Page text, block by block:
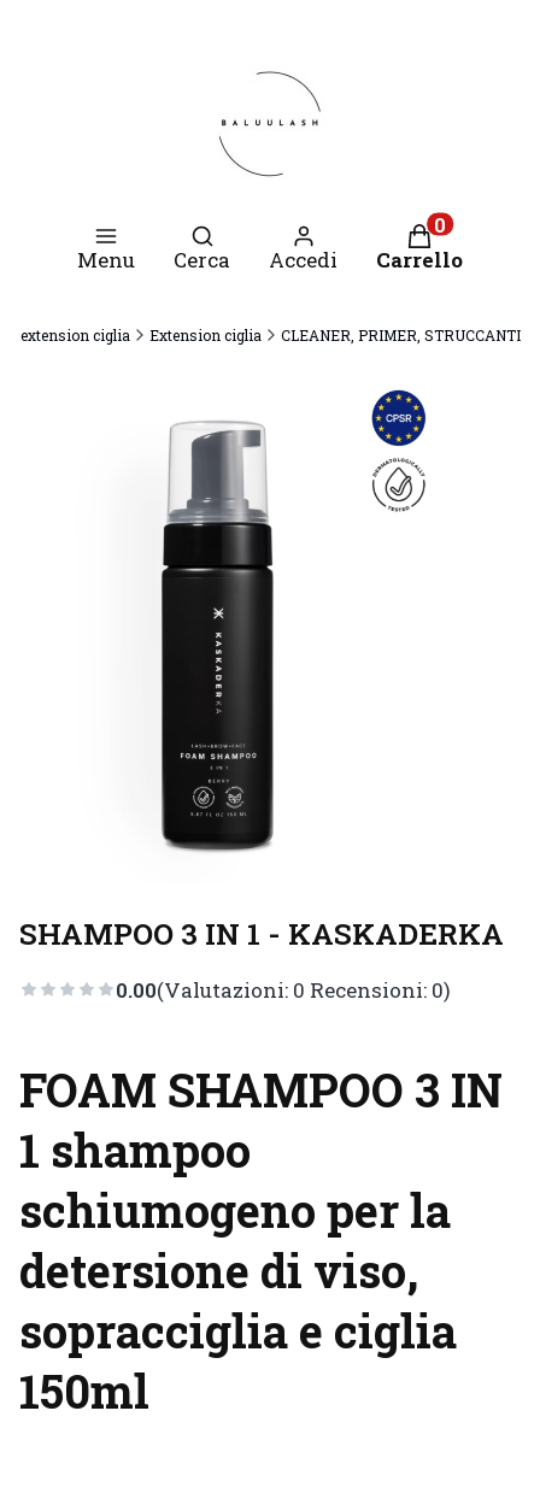
Menu
Apri motore di ricerca
Cerca Accedi
Prodotti nel
Carrello
extension ciglia Extension ciglia CLEANER, PRIMER, STRUCCANTI
SHAMPOO 3 IN 1 - KASKADERKA
0.00(Valutazioni: 0 Recensioni: 0)
FOAM SHAMPOO 3 IN
1 shampoo
schiumogeno per la
detersione di viso,
sopracciglia e ciglia
150ml